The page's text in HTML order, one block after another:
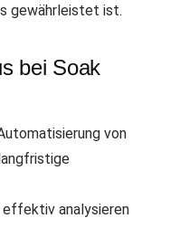
gewährleistet ist.
bei Soak
von
analysieren